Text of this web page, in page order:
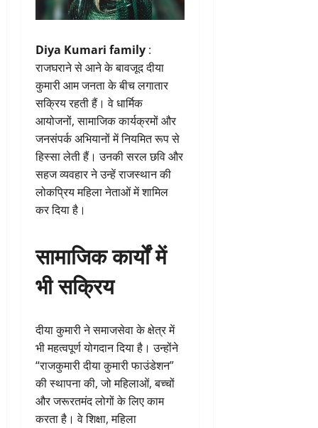
Diya Kumari family :
राजघराने से आने के बावजूद दीया
कुमारी आम जनता के बीच लगातार
सक्रिय रहती हैं। वे धार्मिक
आयोजनों, सामाजिक कार्यक्रमों और
जनसंपर्क अभियानों में नियमित रूप से
हिस्सा लेती हैं। उनकी सरल छवि और
सहज व्यवहार ने उन्हें राजस्थान की
लोकप्रिय महिला नेताओं में शामिल
कर दिया है।
सामाजिक कार्यों में
भी सक्रिय
दीया कुमारी ने समाजसेवा के क्षेत्र में
भी महत्वपूर्ण योगदान दिया है। उन्होंने
“राजकुमारी दीया कुमारी फाउंडेशन”
की स्थापना की, जो महिलाओं, बच्चों
और जरूरतमंद लोगों के लिए काम
करता है। वे शिक्षा, महिला